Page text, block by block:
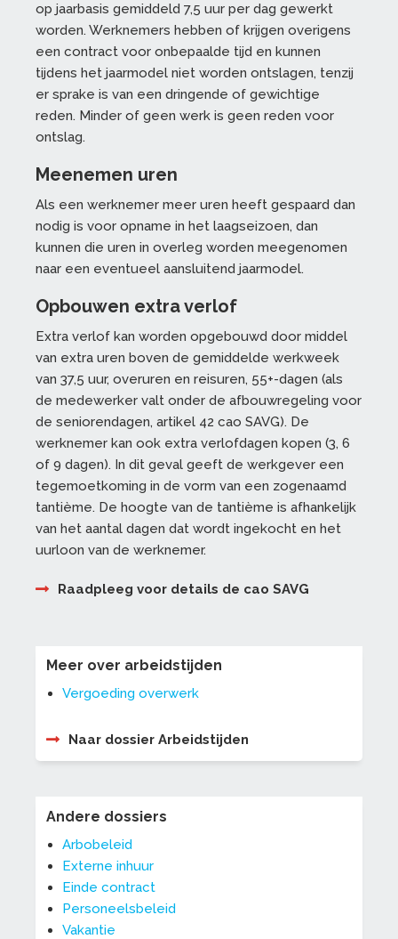
op jaarbasis gemiddeld 7,5 uur per dag gewerkt
worden. Werknemers hebben of krijgen overigens
een contract voor onbepaalde tijd en kunnen
tijdens het jaarmodel niet worden ontslagen, tenzij
er sprake is van een dringende of gewichtige
reden. Minder of geen werk is geen reden voor
ontslag.
Meenemen uren
Als een werknemer meer uren heeft gespaard dan
nodig is voor opname in het laagseizoen, dan
kunnen die uren in overleg worden meegenomen
naar een eventueel aansluitend jaarmodel.
Opbouwen extra verlof
Extra verlof kan worden opgebouwd door middel
van extra uren boven de gemiddelde werkweek
van 37,5 uur, overuren en reisuren, 55+-dagen (als
de medewerker valt onder de afbouwregeling voor
de seniorendagen, artikel 42 cao SAVG). De
werknemer kan ook extra verlofdagen kopen (3, 6
of 9 dagen). In dit geval geeft de werkgever een
tegemoetkoming in de vorm van een zogenaamd
tantième. De hoogte van de tantième is afhankelijk
van het aantal dagen dat wordt ingekocht en het
uurloon van de werknemer.
Raadpleeg voor details de cao SAVG
Meer over arbeidstijden
Vergoeding overwerk
Naar dossier Arbeidstijden
Andere dossiers
Arbobeleid
Externe inhuur
Einde contract
Personeelsbeleid
Vakantie